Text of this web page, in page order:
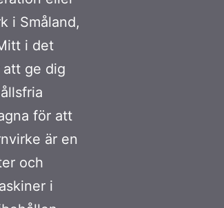
i Småland,
i det
att ge dig
för att
är en
och
i